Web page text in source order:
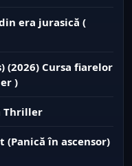
era jurasică (
(2026) Cursa fiarelor
)
Thriller
(Panică în ascensor)